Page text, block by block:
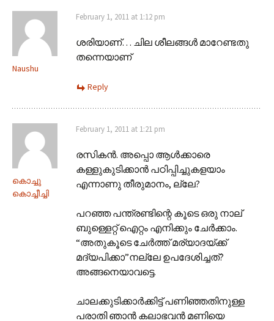
Naushu
February 1, 2011 at 1:12 pm
ശരിയാണ്… ചില ശീലങ്ങള്‍ മാറേണ്ടതു
തന്നെയാണ്
Reply
കൊച്ചു
കൊച്ചീച്ചി
February 1, 2011 at 1:21 pm
രസികന്‍. അപ്പൊ ആള്‍ക്കാരെ
കള്ളുകുടിക്കാന്‍ പഠിപ്പിച്ചുകളയാം
എന്നാണു തീരുമാനം, ല്ലേ?
പറഞ്ഞ പന്ത്രണ്ടിന്റെ കൂടെ ഒരു നാല്
ബുള്ളെറ്റ് ഐറ്റം എനിക്കും ചേര്‍ക്കാം.
“അതുകൂടെ ചേര്‍ത്ത് മര്യാദയ്ക്ക്
മദ്യപിക്കാ”നല്ലേ ഉപദേശിച്ചത്?
അങ്ങനെയാവട്ടെ.
ചാലക്കുടിക്കാര്‍ക്കിട്ട് പണിഞ്ഞതിനുള്ള
പരാതി ഞാന്‍ കലാഭവന്‍ മണിയെ